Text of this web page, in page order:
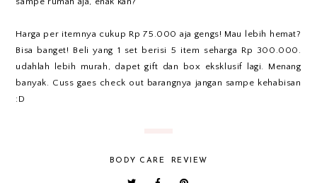
Harga per itemnya cukup Rp 75.000 aja gengs! Mau lebih hemat?
Bisa banget! Beli yang 1 set berisi 5 item seharga Rp 300.000.
udahlah lebih murah, dapet gift dan box eksklusif lagi. Menang
banyak. Cuss gaes check out barangnya jangan sampe kehabisan
:D
BODY CARE REVIEW